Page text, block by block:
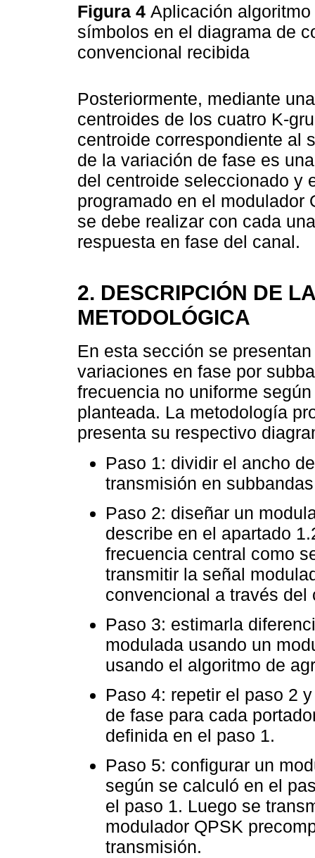
Figura 4 Aplicación
símbolos en el diagrama de
convencional recibida
Posteriormente, mediante
centroides de los cuatro K-
centroide correspondiente al
de la variación de fase es
del centroide seleccionado y
programado en el modulador
se debe realizar con cada
respuesta en fase del canal.
2. DESCRIPCIÓN DE
METODOLÓGICA
En esta sección se
variaciones en fase por
frecuencia no uniforme
planteada. La metodología
presenta su respectivo
Paso 1: dividir el ancho
transmisión en
Paso 2: diseñar un
describe en el apartado
frecuencia central como
transmitir la señal
convencional a través
Paso 3: estimarla
modulada usando un
usando el algoritmo de
Paso 4: repetir el paso 2
de fase para cada
definida en el paso 1.
Paso 5: configurar un
según se calculó en el
el paso 1. Luego se
modulador QPSK
transmisión.